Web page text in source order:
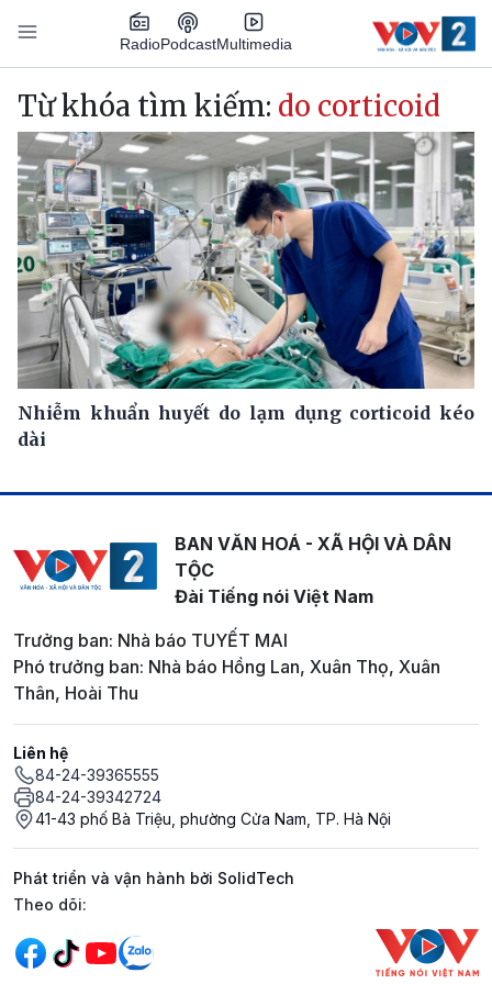
Nhảy đến nội dung
RadioPodcastMultimedia
Main navigation
Từ khóa tìm kiếm: do corticoid
Nhiễm khuẩn huyết do lạm dụng corticoid kéo
dài
BAN VĂN HOÁ - XÃ HỘI VÀ DÂN
TỘC
Đài Tiếng nói Việt Nam
Trưởng ban: Nhà báo TUYẾT MAI
Phó trưởng ban: Nhà báo Hồng Lan, Xuân Thọ, Xuân
Thân, Hoài Thu
Liên hệ
84-24-39365555
84-24-39342724
41-43 phố Bà Triệu, phường Cửa Nam, TP. Hà Nội
Phát triển và vận hành bởi SolidTech
Mạng xã hội
Theo dõi: